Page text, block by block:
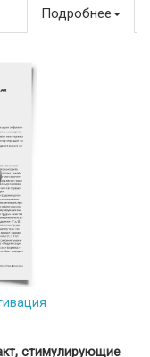
Подробнее
стимулирующие